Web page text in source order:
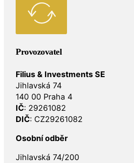
Provozovatel
Filius & Investments SE
Jihlavská 74
140 00 Praha 4
IČ: 29261082
DIČ: CZ29261082
Osobní odběr
Jihlavská 74/200